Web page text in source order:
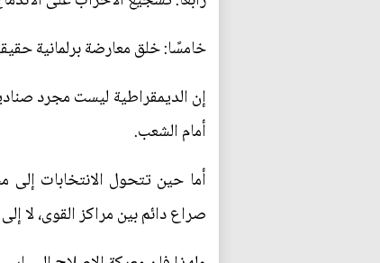
خامسًا: خلق معارضة برلمانية
إن الديمقراطية ليست مجرد
أمام الشعب.
أما حين تتحول الانتخابات
صراع دائم بين مراكز القوى، لا